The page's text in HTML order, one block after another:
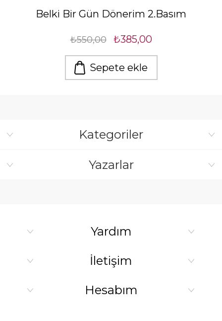
Belki Bir Gün Dönerim 2.Basım
₺550,00 ₺385,00
Sepete ekle
Kategoriler
Yazarlar
Yardım
İletişim
Hesabım